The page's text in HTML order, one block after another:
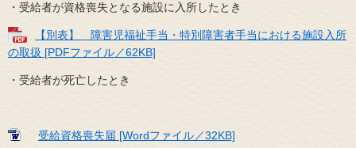
・受給者が資格喪失となる施設に入所したとき
【別表】 障害児福祉手当・特別障害者手当における施設入所
の取扱 [PDFファイル／62KB]
・受給者が死亡したとき
受給資格喪失届 [Wordファイル／32KB]